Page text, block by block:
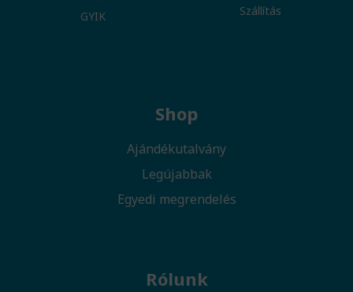
GYIK Szállítás
Shop
Ajándékutalvány
Legújabbak
Egyedi megrendelés
Rólunk